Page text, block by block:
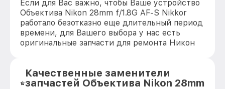
Если для Вас важно, чтобы Ваше устройство
Объектива Nikon 28mm f/1.8G AF-S Nikkor
работало безотказно еще длительный период
времени, для Вашего выбора у нас есть
оригинальные запчасти для ремонта Никон
Качественные заменители
запчастей Объектива Nikon 28mm